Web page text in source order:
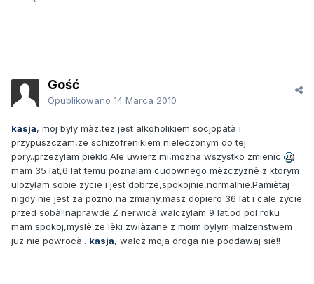
Gość
Opublikowano 14 Marca 2010
kasja, moj byly màz,tez jest alkoholikiem socjopatà i
przypuszczam,ze schizofrenikiem nieleczonym do tej
pory..przezylam pieklo.Ale uwierz mi,mozna wszystko zmienic
mam 35 lat,6 lat temu poznalam cudownego mèzczyznè z ktorym
ulozylam sobie zycie i jest dobrze,spokojnie,normalnie.Pamiètaj
nigdy nie jest za pozno na zmiany,masz dopiero 36 lat i cale zycie
przed sobà!!naprawdè.Z nerwicà walczylam 9 lat.od pol roku
mam spokoj,myslè,ze lèki zwiàzane z moim bylym malzenstwem
juz nie powrocà.. kasja, walcz moja droga nie poddawaj siè!!